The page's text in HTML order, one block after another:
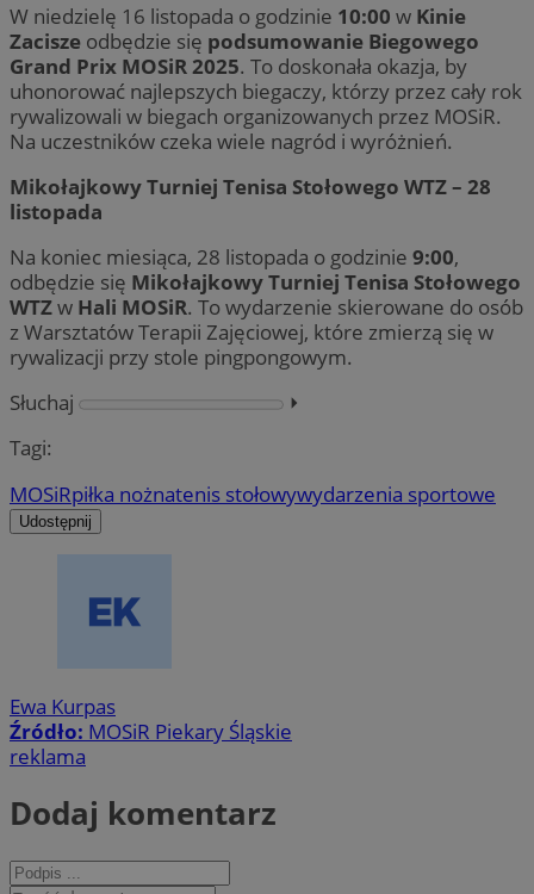
W niedzielę 16 listopada o godzinie 10:00 w Kinie
Zacisze odbędzie się podsumowanie Biegowego
Grand Prix MOSiR 2025. To doskonała okazja, by
uhonorować najlepszych biegaczy, którzy przez cały rok
rywalizowali w biegach organizowanych przez MOSiR.
Na uczestników czeka wiele nagród i wyróżnień.
Mikołajkowy Turniej Tenisa Stołowego WTZ – 28
listopada
Na koniec miesiąca, 28 listopada o godzinie 9:00,
odbędzie się Mikołajkowy Turniej Tenisa Stołowego
WTZw Hali MOSiR. To wydarzenie skierowane do osób
z Warsztatów Terapii Zajęciowej, które zmierzą się w
rywalizacji przy stole pingpongowym.
Słuchaj
⏵︎
Tagi:
MOSiRpiłka nożnatenis stołowywydarzenia sportowe
Udostępnij
Ewa Kurpas
Źródło: MOSiR Piekary Śląskie
reklama
Dodaj komentarz